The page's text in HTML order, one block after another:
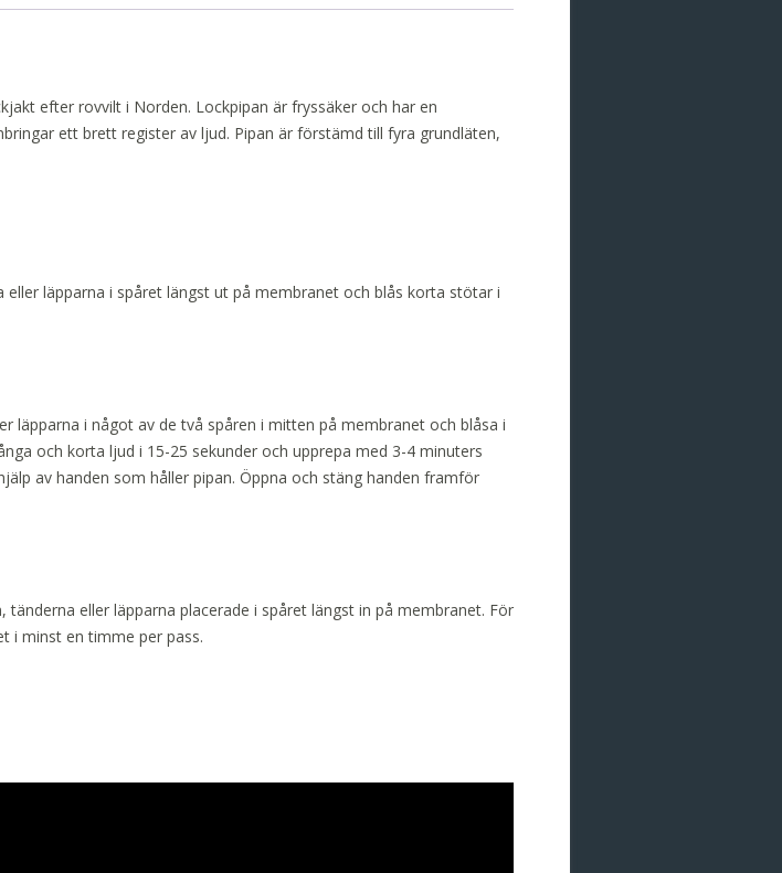
efter rovvilt i Norden. Lockpipan är fryssäker och har en
ett brett register av ljud. Pipan är förstämd till fyra grundläten,
läpparna i spåret längst ut på membranet och blås korta stötar i
läpparna i något av de två spåren i mitten på membranet och blåsa i
och korta ljud i 15-25 sekunder och upprepa med 3-4 minuters
av handen som håller pipan. Öppna och stäng handen framför
eller läpparna placerade i spåret längst in på membranet. För
i minst en timme per pass.